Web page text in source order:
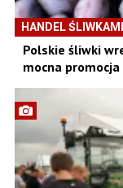
HANDEL ŚLIWKAMI
Polskie śliwki
mocna promocja